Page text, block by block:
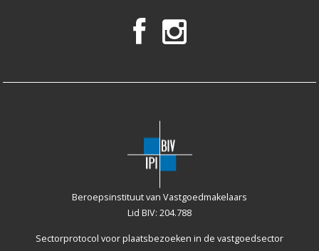
Beroepsinstituut van Vastgoedmakelaars
Lid BIV: 204.788
Sectorprotocol voor plaatsbezoeken in de vastgoedsector